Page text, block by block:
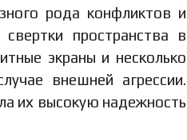
рода конфликтов и
пространства в
экраны и несколько
внешней агрессии.
их высокую надежность